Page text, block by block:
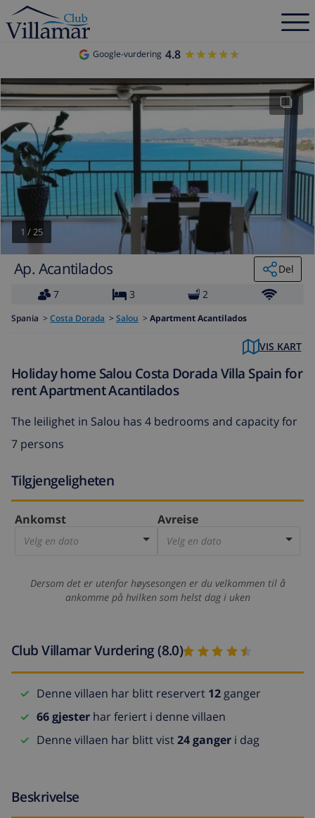
Google-vurdering 4.8 ★★★★★
★★★★★
1 /25
Ap. Acantilados
Del
7
3 2
Spania > Costa Dorada > Salou > Apartment Acantilados
VIS KART
Holiday home Salou Costa Dorada Villa Spain for
rent Apartment Acantilados
The leilighet in Salou has 4 bedrooms and capacity for
7 persons
Tilgjengeligheten
Ankomst
Velg en dato
Avreise
Velg en dato
Dersom det er utenfor høysesongen er du velkommen til å
ankomme på hvilken som helst dag i uken
Club Villamar Vurdering (8.0)
Denne villaen har blitt reservert 12ganger
66 gjester har feriert i denne villaen
Denne villaen har blitt vist24 ganger i dag
Beskrivelse